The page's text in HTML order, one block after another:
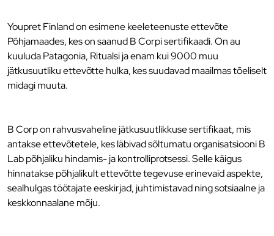
Youpret Finland on esimene keeleteenuste ettevõte
Põhjamaades, kes on saanud B Corpi sertifikaadi. On au
kuuluda Patagonia, Ritualsi ja enam kui 9000 muu
jätkusuutliku ettevõtte hulka, kes suudavad maailmas tõeliselt
midagi muuta.
B Corp on rahvusvaheline jätkusuutlikkuse sertifikaat, mis
antakse ettevõtetele, kes läbivad sõltumatu organisatsiooni B
Lab põhjaliku hindamis- ja kontrolliprotsessi. Selle käigus
hinnatakse põhjalikult ettevõtte tegevuse erinevaid aspekte,
sealhulgas töötajate eeskirjad, juhtimistavad ning sotsiaalne ja
keskkonnaalane mõju.